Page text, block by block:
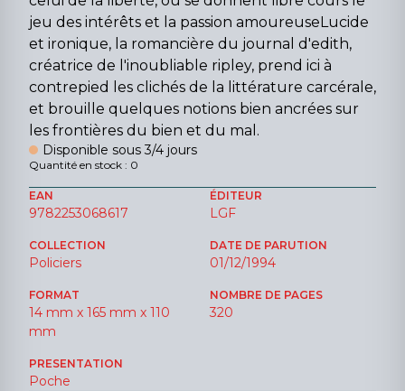
jeu des intérêts et la passion amoureuseLucide
et ironique, la romancière du journal d'edith,
créatrice de l'inoubliable ripley, prend ici à
contrepied les clichés de la littérature carcérale,
et brouille quelques notions bien ancrées sur
les frontières du bien et du mal.
Disponible sous 3/4 jours
Quantité en stock : 0
EAN
9782253068617
ÉDITEUR
LGF
COLLECTION
Policiers
DATE DE PARUTION
01/12/1994
FORMAT
14 mm x 165 mm x 110
mm
NOMBRE DE PAGES
320
PRESENTATION
Poche